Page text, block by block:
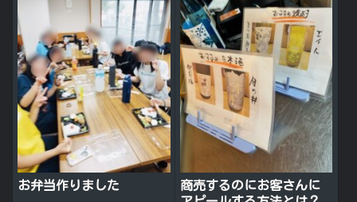
お弁当作りました
商売するのにお客さんに